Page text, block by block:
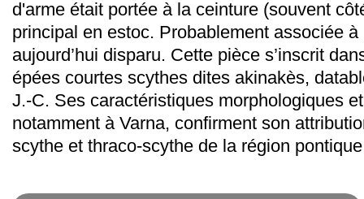
d'arme était portée à la ceinture (souvent
principal en estoc. Probablement associée
aujourd’hui disparu. Cette pièce s’inscrit
épées courtes scythes dites akinakès,
J.-C. Ses caractéristiques morphologiques
notamment à Varna, confirment son
scythe et thraco-scythe de la région